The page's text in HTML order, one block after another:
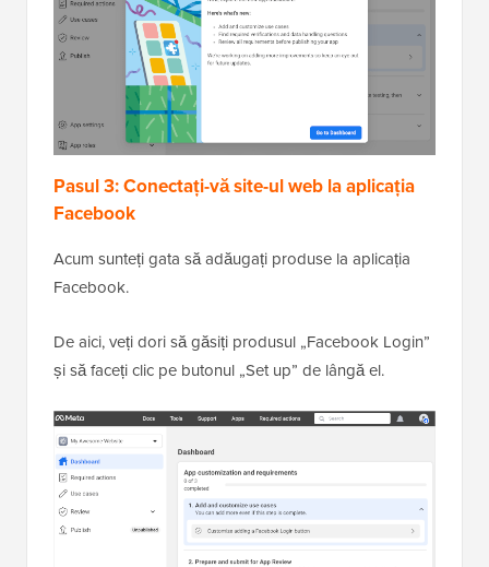
Pasul 3: Conectați-vă site-ul web la aplicația
Facebook
Acum sunteți gata să adăugați produse la aplicația
Facebook.
De aici, veți dori să găsiți produsul „Facebook Login”
și să faceți clic pe butonul „Set up” de lângă el.